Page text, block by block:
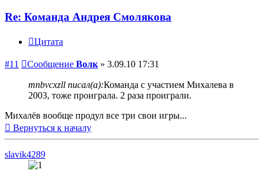
Re: Команда Андрея Смолякова
Цитата
#11 Сообщение Волк » 3.09.10 17:31
mnbvcxzll писал(а):Команда с участием Михалева в
2003, тоже проиграла. 2 раза проиграли.
Михалёв вообще продул все три свои игры...
Вернуться к началу
slavik4289